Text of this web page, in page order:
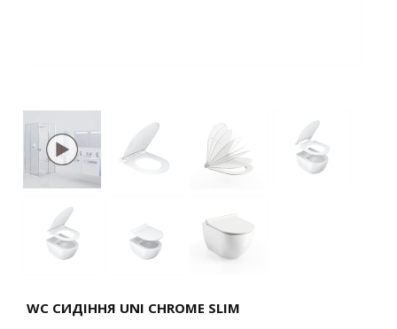
WC СИДІННЯ UNI CHROME SLIM